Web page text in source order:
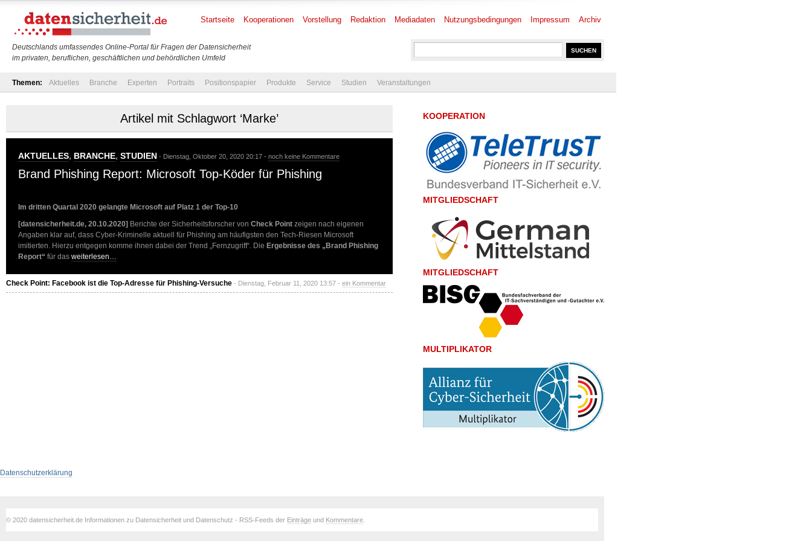
Deutschlands umfassendes Online-Portal für Fragen der Datensicherheit
im privaten, beruflichen, geschäftlichen und behördlichen Umfeld
Startseite Kooperationen Vorstellung Redaktion Mediadaten Nutzungsbedingungen Impressum Archiv
Themen: Aktuelles Branche Experten Portraits Positionspapier Produkte Service Studien Veranstaltungen
Artikel mit Schlagwort ‘Marke’
AKTUELLES, BRANCHE, STUDIEN - Dienstag, Oktober 20, 2020 20:17 - noch keine Kommentare
Brand Phishing Report: Microsoft Top-Köder für Phishing
Im dritten Quartal 2020 gelangte Microsoft auf Platz 1 der Top-10
[datensicherheit.de, 20.10.2020] Berichte der Sicherheitsforscher von Check Point zeigen nach eigenen
Angaben klar auf, dass Cyber-Kriminelle aktuell für Phishing am häufigsten den Tech-Riesen Microsoft
imitierten. Hierzu entgegen komme ihnen dabei der Trend „Fernzugriff“. Die Ergebnisse des „Brand Phishing
Report“ für das weiterlesen…
Check Point: Facebook ist die Top-Adresse für Phishing-Versuche - Dienstag, Februar 11, 2020 13:57 - ein Kommentar
KOOPERATION
MITGLIEDSCHAFT
MITGLIEDSCHAFT
MULTIPLIKATOR
Datenschutzerklärung
© 2020 datensicherheit.de Informationen zu Datensicherheit und Datenschutz - RSS-Feeds der Einträge und Kommentare